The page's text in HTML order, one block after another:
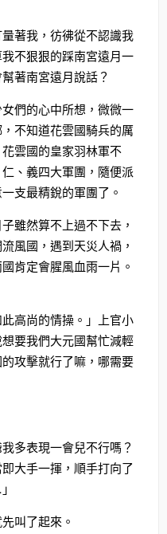
著我，彷彿從不認識我
不狠狠的踩南宮遠月一
著南宮遠月說話？
們的心中所想，微微一
不知道花雲國騎兵的厲
雲國的皇家羽林軍不
、義四大軍團，隨便派
支最精銳的軍團了。
雖然算不上過不下去，
風國，遇到天災人禍，
肯定會腥風血雨一片。
此高尚的情操。」上官小
要我們大元國幫忙減輕
攻擊就行了嘛，哪需要
多表現一會兒不行嗎？
大手一揮，順手打向了
叫了起來。